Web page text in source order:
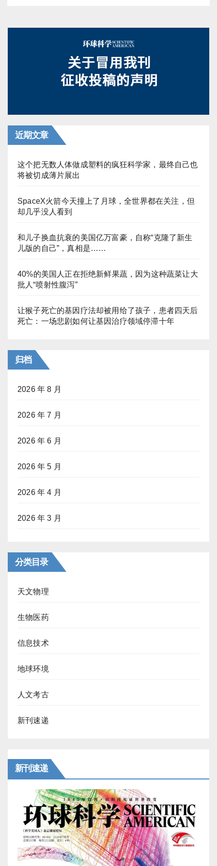
近期文章
这个把无数人体做成塑料的疯狂科学家，最终自己也
将被切成薄片展出
SpaceX火箭今天撞上了月球，全世界都在关注，但
却几乎没人看到
和儿子换血抗衰的美国亿万富豪，自称“克隆了新生
儿版的自己”，真相是……
40%的美国人正在拒绝新鲜果蔬，因为这种蔬菜让大
批人“喷射性腹泻”
让猴子死亡的基因疗法却被用给了孩子，患者四天后
死亡：一场悲剧如何让基因治疗领域停滞十年
归档
2026 年 8 月
2026 年 7 月
2026 年 6 月
2026 年 5 月
2026 年 4 月
2026 年 3 月
分类目录
天文物理
生物医药
信息技术
地球环境
人文考古
新刊速递
新刊速递